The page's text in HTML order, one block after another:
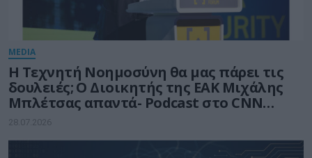
MEDIA
Η Τεχνητή Νοημοσύνη θα μας πάρει τις
δουλειές; Ο Διοικητής της ΕΑΚ Μιχάλης
Μπλέτσας απαντά- Podcast στο CNN
Greece
28.07.2026